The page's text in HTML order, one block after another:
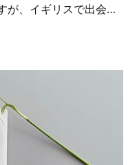
が、イギリスで出会っ
があることを知り、
咲き始め、春の訪れを
）も春を感じる花と
の花を贈る習慣があ
「スノードロップ